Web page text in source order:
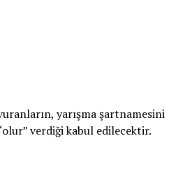
yarışma şartnamesini
verdiği kabul edilecektir.